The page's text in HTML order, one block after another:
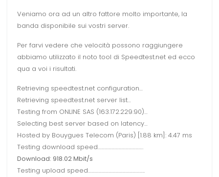
Veniamo ora ad un altro fattore molto importante, la
banda disponibile sui vostri server.
Per farvi vedere che velocità possono raggiungere
abbiamo utilizzato il noto tool di Speedtest.net ed ecco
qua a voi i risultati.
Retrieving speedtest.net configuration…
Retrieving speedtest.net server list…
Testing from ONLINE SAS (163.172.229.90)…
Selecting best server based on latency…
Hosted by Bouygues Telecom (Paris) [1.88 km]: 4.47 ms
Testing download speed………………………………….
Download: 918.02 Mbit/s
Testing upload speed…………………………………………..